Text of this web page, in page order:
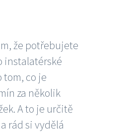
že potřebujete
instalatérské
co je
za několik
A to je určitě
rád si vydělá